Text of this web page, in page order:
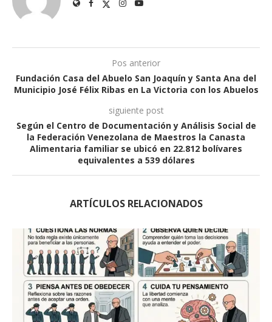
Pos anterior
Fundación Casa del Abuelo San Joaquín y Santa Ana del
Municipio José Félix Ribas en La Victoria con los Abuelos
siguiente post
Según el Centro de Documentación y Análisis Social de
la Federación Venezolana de Maestros la Canasta
Alimentaria familiar se ubicó en 22.812 bolívares
equivalentes a 539 dólares
ARTÍCULOS RELACIONADOS